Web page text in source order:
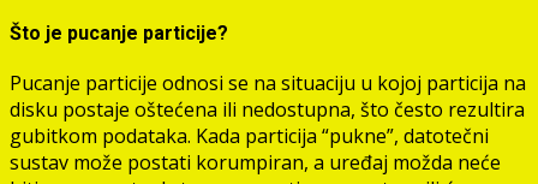
Što je pucanje particije?
Pucanje particije odnosi se na situaciju u kojoj particija na
disku postaje oštećena ili nedostupna, što često rezultira
gubitkom podataka. Kada particija “pukne”, datotečni
sustav može postati korumpiran, a uređaj možda neće